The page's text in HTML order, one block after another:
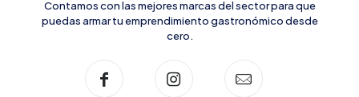
Contamos con las mejores marcas del sector para que
puedas armar tu emprendimiento gastronómico desde
cero.